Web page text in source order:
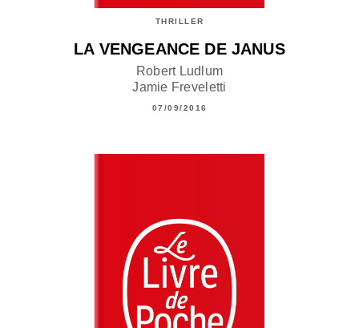
THRILLER
LA VENGEANCE DE JANUS
Robert Ludlum
Jamie Freveletti
07/09/2016